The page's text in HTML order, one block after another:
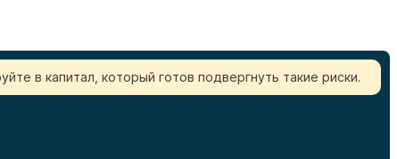
в капитал, который готов подвергнуть такие риски.